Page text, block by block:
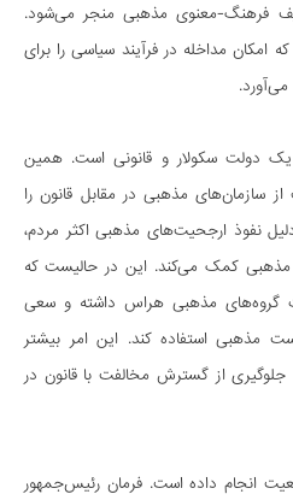
فرهنگ-معنوی مذهبی منجر می‌شود.
امکان مداخله در فرآیند سیاسی را برای
یک دولت سکولار و قانونی است. همین
سازمان‌های مذهبی در مقابل قانون را
نفوذ ارجحیت‌های مذهبی اکثر مردم،
مذهبی کمک می‌کند. این در حالیست که
گروه‌های مذهبی هراس داشته و سعی
مذهبی استفاده کند. این امر بیشتر
از گسترش مخالفت با قانون در
انجام داده است. فرمان رئیس‌جمهور